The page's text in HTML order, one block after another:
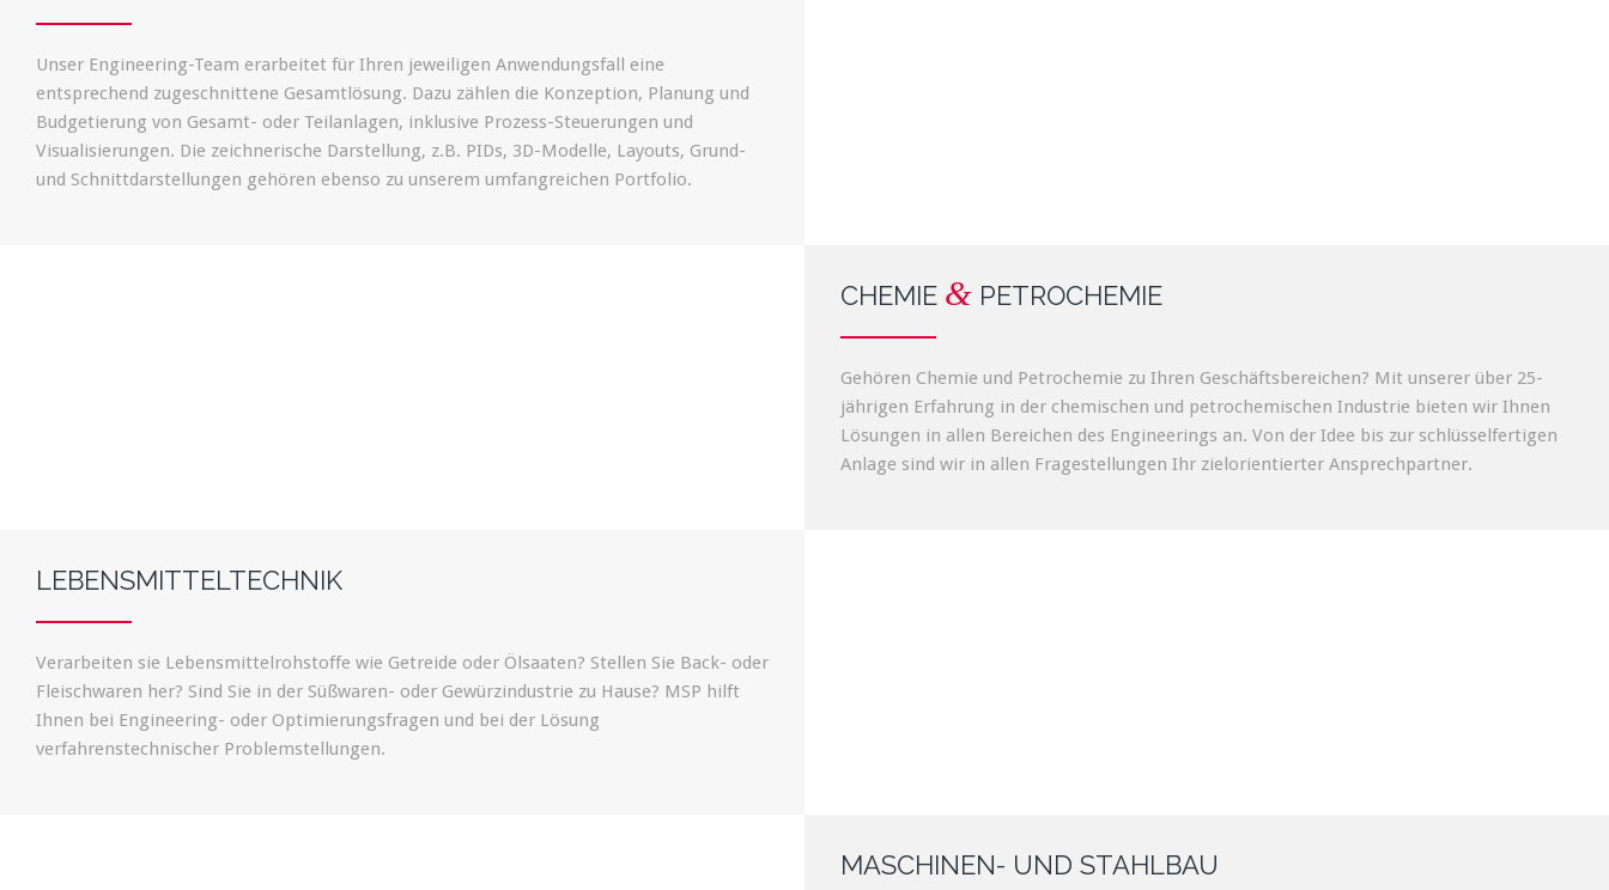
Unser Engineering-Team erarbeitet für Ihren jeweiligen Anwendungsfall eine
entsprechend zugeschnittene Gesamtlösung. Dazu zählen die Konzeption, Planung und
Budgetierung von Gesamt- oder Teilanlagen, inklusive Prozess-Steuerungen und
Visualisierungen. Die zeichnerische Darstellung, z.B. PIDs, 3D-Modelle, Layouts, Grund-
und Schnittdarstellungen gehören ebenso zu unserem umfangreichen Portfolio.
CHEMIE & PETROCHEMIE
Gehören Chemie und Petrochemie zu Ihren Geschäftsbereichen? Mit unserer über 25-
jährigen Erfahrung in der chemischen und petrochemischen Industrie bieten wir Ihnen
Lösungen in allen Bereichen des Engineerings an. Von der Idee bis zur schlüsselfertigen
Anlage sind wir in allen Fragestellungen Ihr zielorientierter Ansprechpartner.
LEBENSMITTELTECHNIK
Verarbeiten sie Lebensmittelrohstoffe wie Getreide oder Ölsaaten? Stellen Sie Back- oder
Fleischwaren her? Sind Sie in der Süßwaren- oder Gewürzindustrie zu Hause? MSP hilft
Ihnen bei Engineering- oder Optimierungsfragen und bei der Lösung
verfahrenstechnischer Problemstellungen.
MASCHINEN- UND STAHLBAU